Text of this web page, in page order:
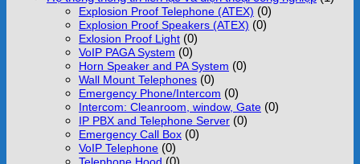
Explosion Proof Telephone (ATEX) (0)
Explosion Proof Speakers (ATEX) (0)
Exlosion Proof Light (0)
VoIP PAGA System (0)
Horn Speaker and PA System (0)
Wall Mount Telephones (0)
Emergency Phone/Intercom (0)
Intercom: Cleanroom, window, Gate (0)
IP PBX and Telephone Server (0)
Emergency Call Box (0)
VoIP Telephone (0)
(0)